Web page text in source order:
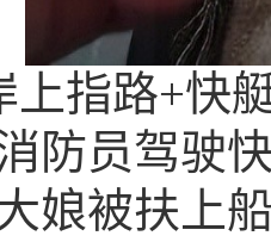
上指路+快
防员驾驶
娘被扶上